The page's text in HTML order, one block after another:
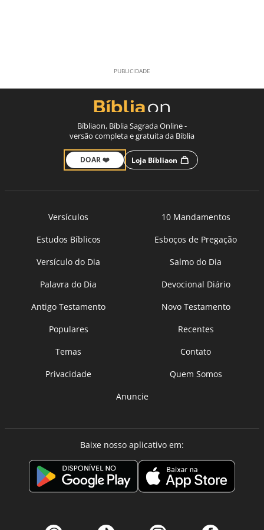
Bíbliaon, Bíblia Sagrada Online -
versão completa e gratuita da Bíblia
DOAR ❤️ Loja Bíbliaon
Versículos
10 Mandamentos
Estudos Bíblicos
Esboços de Pregação
Versículo do Dia
Salmo do Dia
Palavra do Dia
Devocional Diário
Antigo Testamento
Novo Testamento
Populares
Recentes
Temas
Contato
Privacidade
Quem Somos
Anuncie
Baixe nosso aplicativo em: